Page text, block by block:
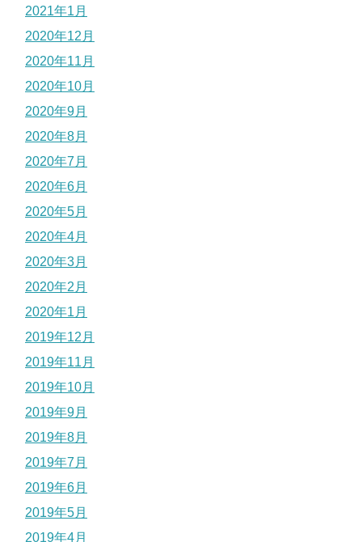
2021年1月
2020年12月
2020年11月
2020年10月
2020年9月
2020年8月
2020年7月
2020年6月
2020年5月
2020年4月
2020年3月
2020年2月
2020年1月
2019年12月
2019年11月
2019年10月
2019年9月
2019年8月
2019年7月
2019年6月
2019年5月
2019年4月